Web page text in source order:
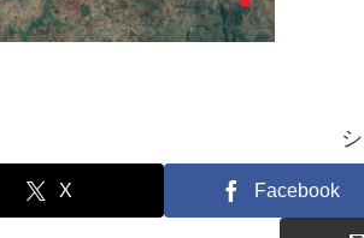
X Facebook